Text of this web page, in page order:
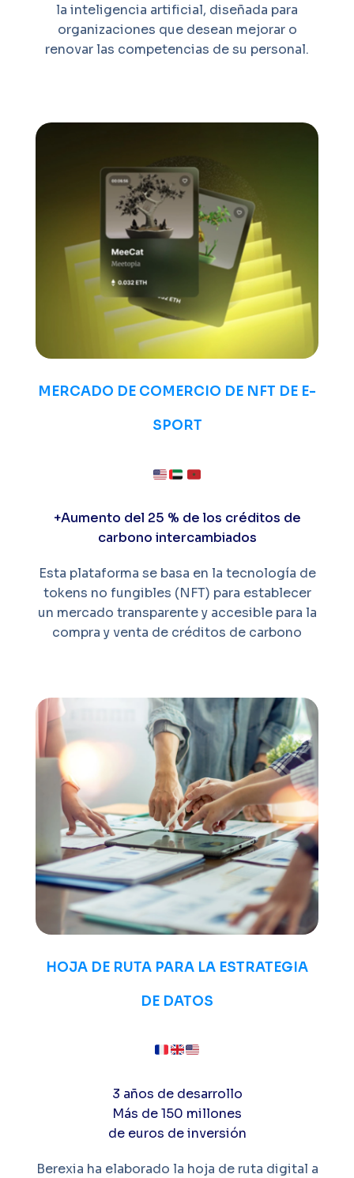
la inteligencia artificial, diseñada para
organizaciones que desean mejorar o
renovar las competencias de su personal.
MERCADO DE COMERCIO DE NFT DE E-
SPORT
+Aumento del 25 % de los créditos de
carbono intercambiados
Esta plataforma se basa en la tecnología de
tokens no fungibles (NFT) para establecer
un mercado transparente y accesible para la
compra y venta de créditos de carbono
HOJA DE RUTA PARA LA ESTRATEGIA
DE DATOS
3 años de desarrollo
Más de 150 millones
de euros de inversión
Berexia ha elaborado la hoja de ruta digital a